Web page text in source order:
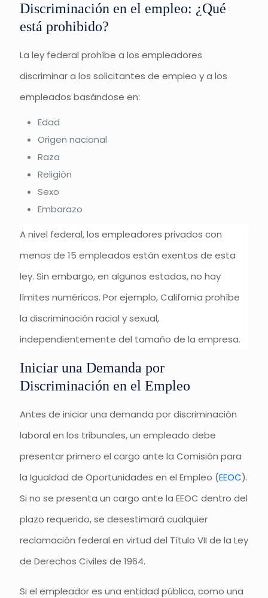
Discriminación en el empleo: ¿Qué
está prohibido?
La ley federal prohíbe a los empleadores
discriminar a los solicitantes de empleo y a los
empleados basándose en:
Edad
Origen nacional
Raza
Religión
Sexo
Embarazo
A nivel federal, los empleadores privados con
menos de 15 empleados están exentos de esta
ley. Sin embargo, en algunos estados, no hay
límites numéricos. Por ejemplo, California prohíbe
la discriminación racial y sexual,
independientemente del tamaño de la empresa.
Iniciar una Demanda por
Discriminación en el Empleo
Antes de iniciar una demanda por discriminación
laboral en los tribunales, un empleado debe
presentar primero el cargo ante la Comisión para
la Igualdad de Oportunidades en el Empleo (EEOC).
Si no se presenta un cargo ante la EEOC dentro del
plazo requerido, se desestimará cualquier
reclamación federal en virtud del Título VII de la Ley
de Derechos Civiles de 1964.
Si el empleador es una entidad pública, como una